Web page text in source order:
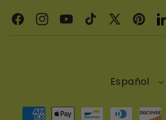
FacebookInstagramYouTubeTikTokX
Español
Formas